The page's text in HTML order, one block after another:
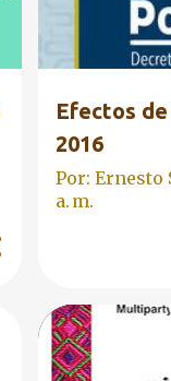
Efectos
2016
Por: Ernesto
a. m.
DIPLOMADO 2018